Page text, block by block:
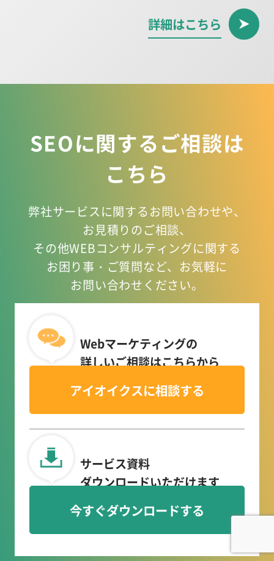
詳細はこちら
SEOに関するご相談は
こちら
弊社サービスに関するお問い合わせや、
お見積りのご相談、
その他WEBコンサルティングに関する
お困り事 ・ご質問など、お気軽に
お問い合わせください。
Webマーケティングの
詳しいご相談はこちらから
アイオイクスに相談する
サービス資料
ダウンロードいただけます
今すぐダウンロードする